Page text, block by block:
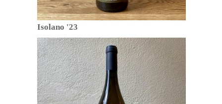
Isolano '23